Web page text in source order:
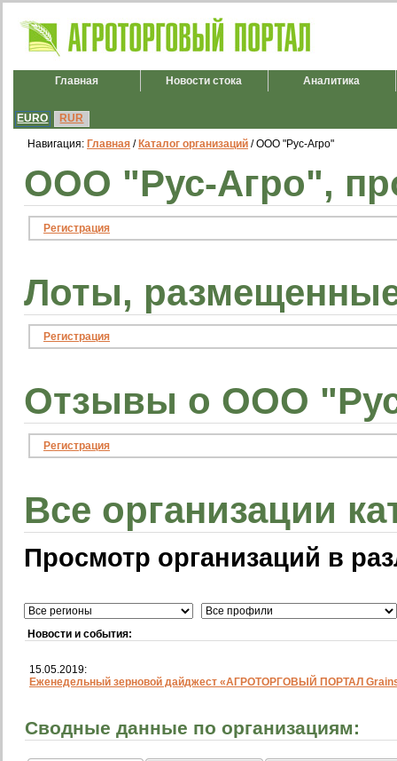
Главная Новости стока Аналитика
EURO RUR
Навигация: Главная / Каталог организаций / ООО "Рус-Агро"
ООО "Рус-Агро",
Регистрация
Лоты,
Регистрация
Отзывы о ООО
Регистрация
Все организации
Просмотр организаций в
Новости и события:
15.05.2019:
Еженедельный зерновой дайджест «АГРОТОРГОВЫЙ ПОРТАЛ
Сводные данные по организациям: